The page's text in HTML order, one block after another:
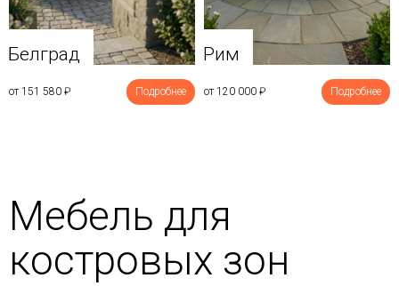
Белград
от 151 580 ₽ Подробнее
Рим
от 120 000 ₽ Подробнее
Мебель для
костровых зон